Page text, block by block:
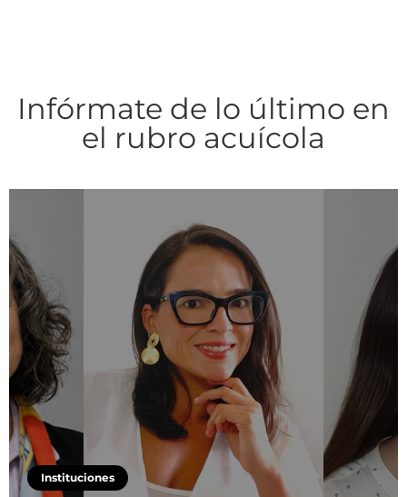
Infórmate de lo último en
el rubro acuícola
Instituciones